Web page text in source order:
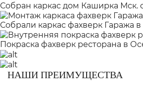
Собран каркас дом Каширка Мск.
Собрали каркас фахверк Гаража
Покраска фахверк ресторана в
НАШИ ПРЕИМУЩЕСТВА